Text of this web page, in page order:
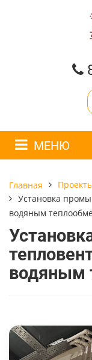
МЕНЮ
Главная
Установка
водяным
водяным